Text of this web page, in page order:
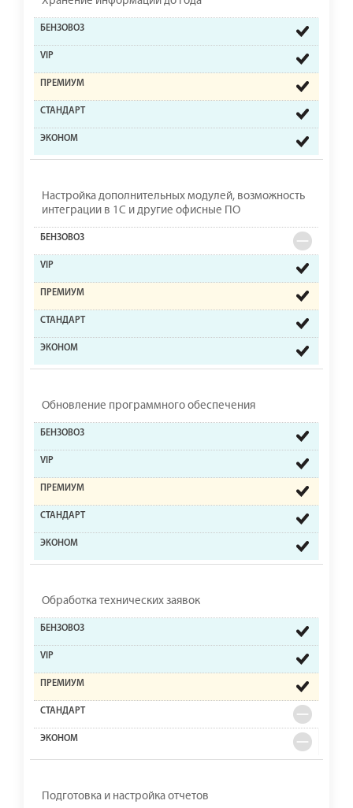
Настройка дополнительных модулей, возможность
интеграции в 1С и другие офисные ПО
Обновление программного обеспечения
Обработка технических заявок
Подготовка и настройка отчетов